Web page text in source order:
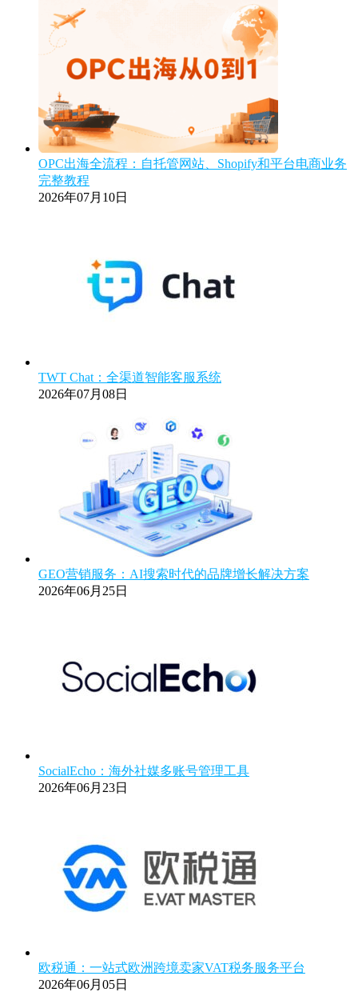
OPC出海全流程：自托管网站、Shopify和平台电商业务
完整教程
2026年07月10日
TWT Chat：全渠道智能客服系统
2026年07月08日
GEO营销服务：AI搜索时代的品牌增长解决方案
2026年06月25日
SocialEcho：海外社媒多账号管理工具
2026年06月23日
欧税通：一站式欧洲跨境卖家VAT税务服务平台
2026年06月05日